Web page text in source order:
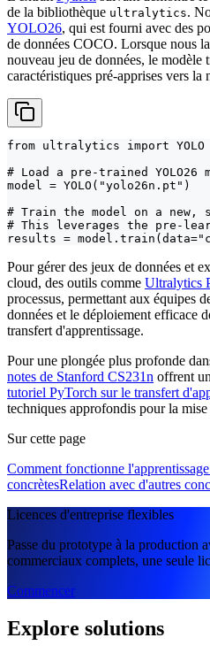
de la bibliothèque ultralytics.
YOLO26, qui est fourni avec des
de données COCO. Lorsque nous
nouveau jeu de données, le modèle
caractéristiques pré-apprises vers la
from ultralytics import YOLO
# Load a pre-trained YOLO26
model = YOLO("yolo26n.pt")
# Train the model on a new,
# This leverages the pre-
results =
Pour gérer des jeux de données et
cloud, des outils comme Ultralytics
processus, permettant aux équipes
données et le déploiement efficace
transfert d'apprentissage.
Pour une plongée plus profonde
notes de Stanford CS231n offrent
tutoriel PyTorch sur le transfert
techniques approfondis pour la
Sur cette page
Comment fonctionne
concrètesRelation avec d'autres
Licences d'entreprise flexibles
Passe du prototype à la production
commerciaux complets, une seule
Commencer
Explore solutions